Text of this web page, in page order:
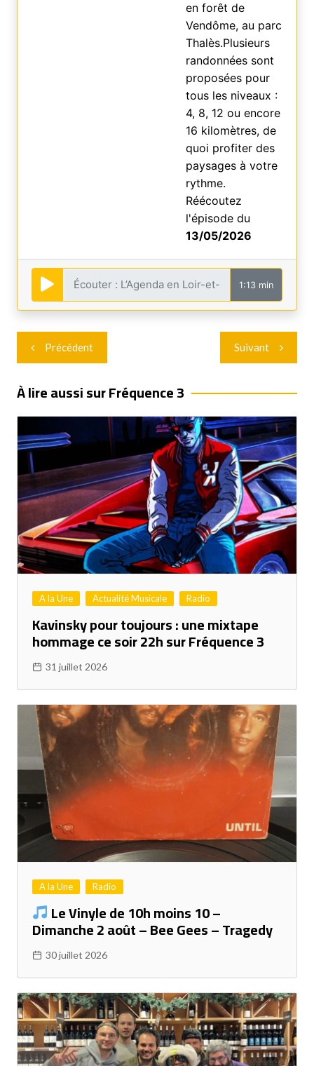
en forêt de
Vendôme, au parc
Thalès.Plusieurs
randonnées sont
proposées pour
tous les niveaux :
4, 8, 12 ou encore
16 kilomètres, de
quoi profiter des
paysages à votre
rythme.
Réécoutez
l'épisode du
13/05/2026
1:13 min
Navigation
de
l’article
Précédent Suivant
À lire aussi sur Fréquence 3
A la Une Actualité Musicale Radio
Kavinsky pour toujours : une mixtape
hommage ce soir 22h sur Fréquence 3
31 juillet 2026
A la Une Radio
Le Vinyle de 10h moins 10 –
Dimanche 2 août – Bee Gees – Tragedy
30 juillet 2026